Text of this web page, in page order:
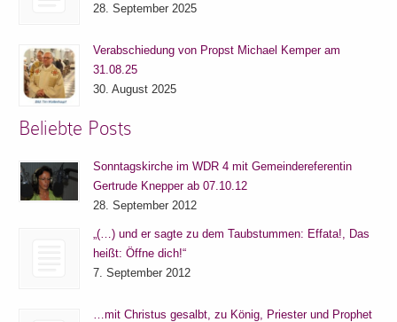
28. September 2025
Verabschiedung von Propst Michael Kemper am
31.08.25
30. August 2025
Beliebte Posts
Sonntagskirche im WDR 4 mit Gemeindereferentin
Gertrude Knepper ab 07.10.12
28. September 2012
„(…) und er sagte zu dem Taubstummen: Effata!, Das
heißt: Öffne dich!“
7. September 2012
…mit Christus gesalbt, zu König, Priester und Prophet